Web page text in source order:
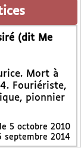
(dit Me
Mort à
Fouriériste,
pionnier
5 octobre 2010
septembre 2014